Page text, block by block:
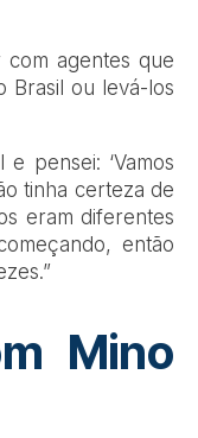
com agentes que
Brasil ou levá-los
pensei: ‘Vamos
tinha certeza de
eram diferentes
então
Mino